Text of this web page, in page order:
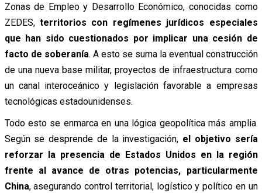
Zonas de Empleo y Desarrollo Económico, conocidas como
ZEDES, territorios con regímenes jurídicos especiales
que han sido cuestionados por implicar una cesión de
facto de soberanía. A esto se suma la eventual construcción
de una nueva base militar, proyectos de infraestructura como
un canal interoceánico y legislación favorable a empresas
tecnológicas estadounidenses.
Todo esto se enmarca en una lógica geopolítica más amplia.
Según se desprende de la investigación, el objetivo sería
reforzar la presencia de Estados Unidos en la región
frente al avance de otras potencias, particularmente
China, asegurando control territorial, logístico y político en un